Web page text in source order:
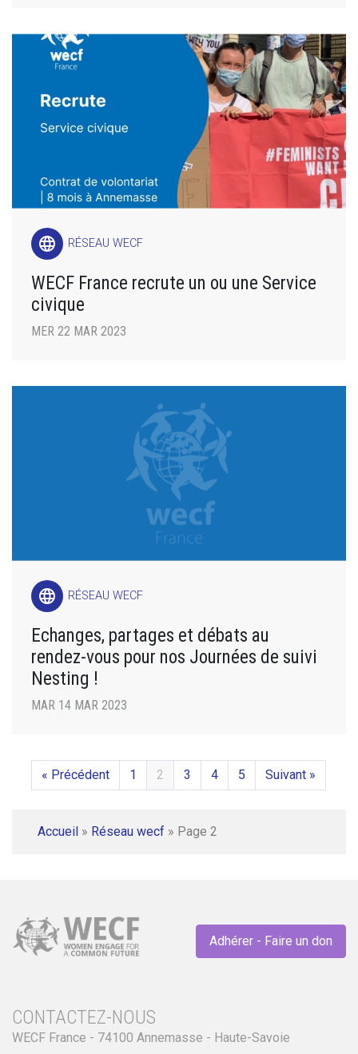
language RÉSEAU WECF
WECF France recrute un ou une Service
civique
MER 22 MAR 2023
language RÉSEAU WECF
Echanges, partages et débats au
rendez-vous pour nos Journées de suivi
Nesting !
MAR 14 MAR 2023
« Précédent 1 2 3 4 5 Suivant »
Accueil » Réseau wecf » Page 2
Adhérer - Faire un don
CONTACTEZ-NOUS
WECF France - 74100 Annemasse - Haute-Savoie